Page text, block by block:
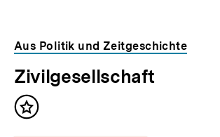
Aus Politik und Zeitgeschichte
Zivilgesellschaft
Inhalt